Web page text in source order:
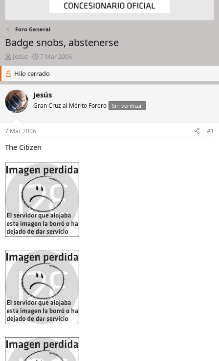
Foro General
Badge snobs, abstenerse
I
n
c
i
a
d
o
d
e
l
h
i
l
Jesús
F
e
c
h
d
e
i
c
i
o
7 Mar 2006
Hilo cerrado
Jesús
Gran Cruz al Mérito Forero Sin verificar
7 Mar 2006 #1
The Citizen